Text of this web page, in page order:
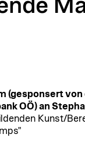
(gesponsert von
OÖ) an
Kunst/